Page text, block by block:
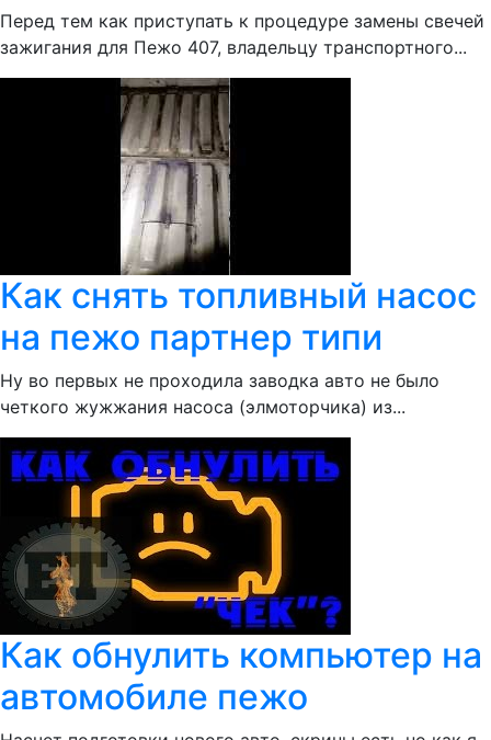
Перед тем как приступать к процедуре замены свечей
зажигания для Пежо 407, владельцу транспортного...
Как снять топливный насос
на пежо партнер типи
Ну во первых не проходила заводка авто не было
четкого жужжания насоса (элмоторчика) из...
Как обнулить компьютер на
автомобиле пежо